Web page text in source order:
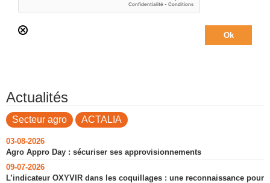
Actualités
Secteur agro ACTALIA
03-08-2026
Agro Appro Day : sécuriser ses approvisionnements
09-07-2026
L’indicateur OXYVIR dans les coquillages : une reconnaissance pour